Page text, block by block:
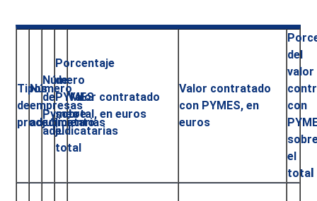
Tipos
de
procedimiento
Número
empresas
adjudicatarias
Número
de
Pymes
adjudicatarias
Porcentaje
de
PYMES
sobre
el
total
Valor contratado
total, en euros
Valor contratado
con PYMES, en
euros
del
valor
con
el
tota